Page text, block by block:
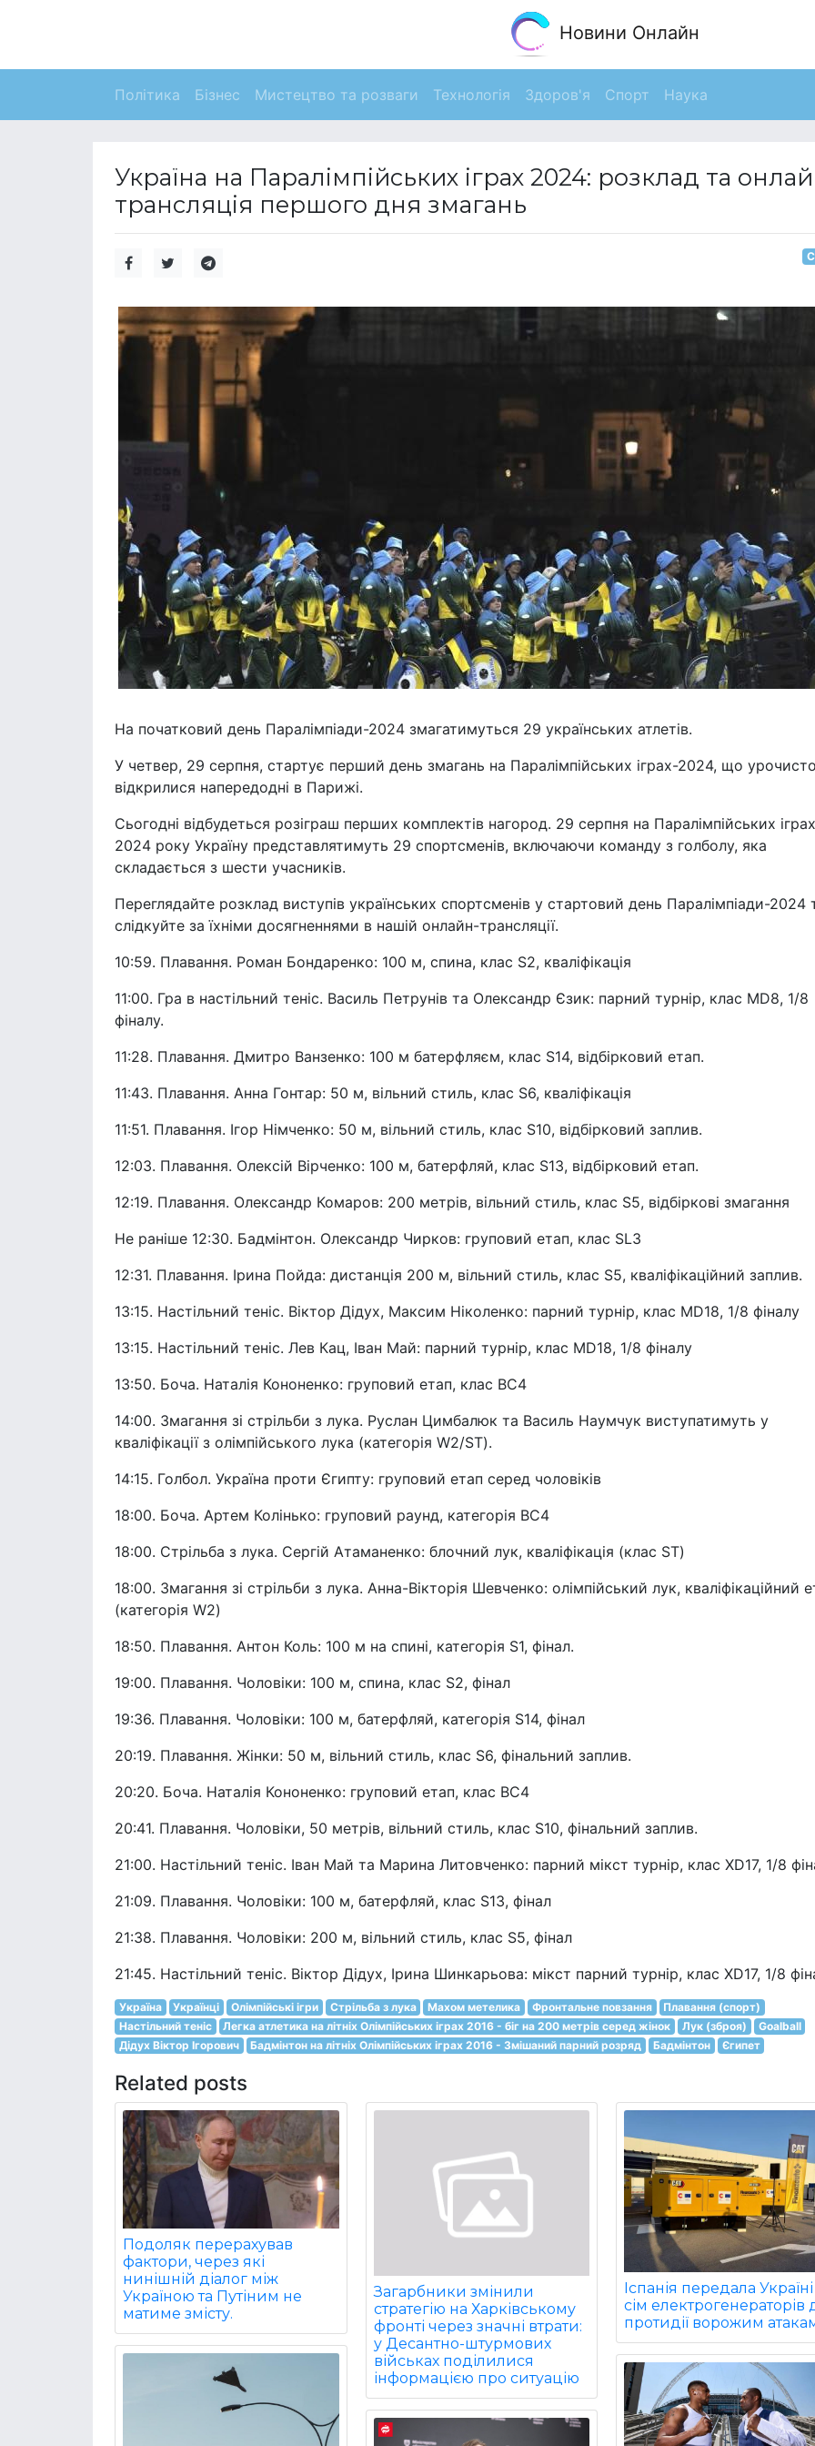
Новини Онлайн
Політика Бізнес Мистецтво та розваги Технологія Здоров'я Спорт Наука
Україна на Паралімпійських іграх 2024: розклад та
трансляція першого дня змагань
На початковий день Паралімпіади-2024 змагатимуться 29 українських атлетів.
У четвер, 29 серпня, стартує перший день змагань на Паралімпійських іграх-2024, що
відкрилися напередодні в Парижі.
Сьогодні відбудеться розіграш перших комплектів нагород. 29 серпня на Паралімпійських іграх
2024 року Україну представлятимуть 29 спортсменів, включаючи команду з голболу, яка
складається з шести учасників.
Переглядайте розклад виступів українських спортсменів у стартовий день Паралімпіади-2024
слідкуйте за їхніми досягненнями в нашій онлайн-трансляції.
10:59. Плавання. Роман Бондаренко: 100 м, спина, клас S2, кваліфікація
11:00. Гра в настільний теніс. Василь Петрунів та Олександр Єзик: парний турнір, клас MD8, 1/8
фіналу.
11:28. Плавання. Дмитро Ванзенко: 100 м батерфляєм, клас S14, відбірковий етап.
11:43. Плавання. Анна Гонтар: 50 м, вільний стиль, клас S6, кваліфікація
11:51. Плавання. Ігор Німченко: 50 м, вільний стиль, клас S10, відбірковий заплив.
12:03. Плавання. Олексій Вірченко: 100 м, батерфляй, клас S13, відбірковий етап.
12:19. Плавання. Олександр Комаров: 200 метрів, вільний стиль, клас S5, відбіркові змагання
Не раніше 12:30. Бадмінтон. Олександр Чирков: груповий етап, клас SL3
12:31. Плавання. Ірина Пойда: дистанція 200 м, вільний стиль, клас S5, кваліфікаційний заплив.
13:15. Настільний теніс. Віктор Дідух, Максим Ніколенко: парний турнір, клас MD18, 1/8 фіналу
13:15. Настільний теніс. Лев Кац, Іван Май: парний турнір, клас MD18, 1/8 фіналу
13:50. Боча. Наталія Кононенко: груповий етап, клас ВС4
14:00. Змагання зі стрільби з лука. Руслан Цимбалюк та Василь Наумчук виступатимуть у
кваліфікації з олімпійського лука (категорія W2/ST).
14:15. Голбол. Україна проти Єгипту: груповий етап серед чоловіків
18:00. Боча. Артем Колінько: груповий раунд, категорія ВС4
18:00. Стрільба з лука. Сергій Атаманенко: блочний лук, кваліфікація (клас ST)
18:00. Змагання зі стрільби з лука. Анна-Вікторія Шевченко: олімпійський лук, кваліфікаційний
(категорія W2)
18:50. Плавання. Антон Коль: 100 м на спині, категорія S1, фінал.
19:00. Плавання. Чоловіки: 100 м, спина, клас S2, фінал
19:36. Плавання. Чоловіки: 100 м, батерфляй, категорія S14, фінал
20:19. Плавання. Жінки: 50 м, вільний стиль, клас S6, фінальний заплив.
20:20. Боча. Наталія Кононенко: груповий етап, клас ВС4
20:41. Плавання. Чоловіки, 50 метрів, вільний стиль, клас S10, фінальний заплив.
21:00. Настільний теніс. Іван Май та Марина Литовченко: парний мікст турнір, клас XD17, 1/8
21:09. Плавання. Чоловіки: 100 м, батерфляй, клас S13, фінал
21:38. Плавання. Чоловіки: 200 м, вільний стиль, клас S5, фінал
21:45. Настільний теніс. Віктор Дідух, Ірина Шинкарьова: мікст парний турнір, клас XD17, 1/8
Україна Українці Олімпійські ігри Стрільба з лука Махом метелика Фронтальне повзання
Плавання (спорт)
Настільний теніс
Легка атлетика на літніх Олімпійських іграх 2016 - біг на 200 метрів серед жінок Лук (зброя)
Goalball
Дідух Віктор Ігорович
Бадмінтон на літніх Олімпійських іграх 2016 - Змішаний парний розряд Бадмінтон Єгипет
Related posts
Подоляк перерахував
фактори, через які
нинішній діалог між
Україною та Путіним не
матиме змісту.
Загарбники змінили
стратегію на Харківському
фронті через значні втрати:
у Десантно-штурмових
військах поділилися
інформацією про ситуацію
Іспанія передала Україні
сім електрогенераторів
протидії ворожим